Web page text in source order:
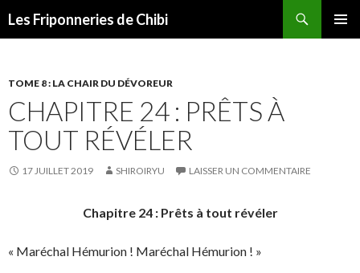
Les Friponneries de Chibi
TOME 8 : LA CHAIR DU DÉVOREUR
CHAPITRE 24 : PRÊTS À
TOUT RÉVÉLER
17 JUILLET 2019 SHIROIRYU LAISSER UN COMMENTAIRE
Chapitre 24 : Prêts à tout révéler
« Maréchal Hémurion ! Maréchal Hémurion ! »